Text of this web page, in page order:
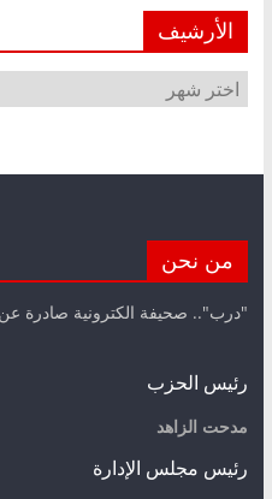
الأرشيف
الأرشيف
من نحن
"درب".. صحيفة الكترونية صادرة
رئيس الحزب
مدحت الزاهد
رئيس مجلس الإدارة